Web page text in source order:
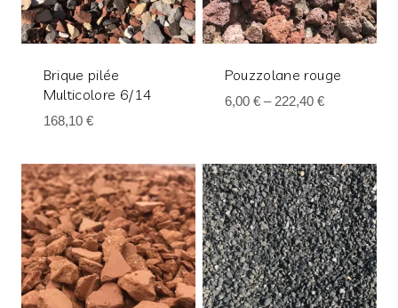
Brique pilée
Multicolore 6/14
168,10 €
Pouzzolane rouge
6,00 €– 222,40 €